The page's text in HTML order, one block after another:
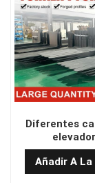
Diferentes
personalizadas
fábrica
carretillas
Añadir A